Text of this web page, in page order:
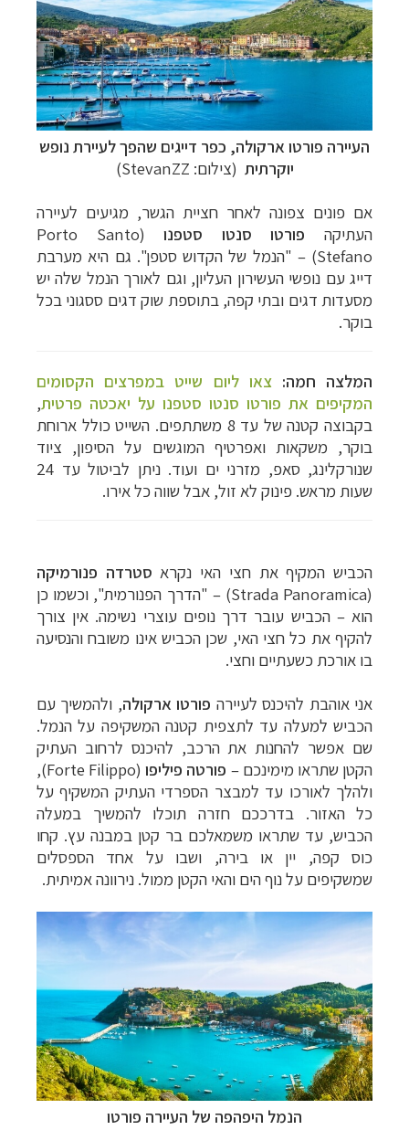
העיירה פורטו ארקולה, כפר דייגים שהפך לעיירת נופש
יוקרתית (צילום: StevanZZ)
אם פונים צפונה לאחר חציית הגשר, מגיעים לעיירה
העתיקה פורטו סנטו סטפנו(
Porto Santo
Stefano
)
– "הנמל של הקדוש סטפן". גם היא מערבת
דייג עם נופשי העשירון העליון, וגם לאורך הנמל שלה יש
מסעדות דגים ובתי קפה, בתוספת שוק דגים ססגוני בכל
בוקר.
המלצה חמה:צאו ליום שייט במפרצים הקסומים
המקיפים את פורטו סנטו סטפנו על יאכטה פרטית,
בקבוצה קטנה של עד 8 משתתפים. השייט כולל ארוחת
בוקר, משקאות ואפרטיף המוגשים על הסיפון, ציוד
שנורקלינג, סאפ, מזרני ים ועוד. ניתן לביטול עד 24
שעות מראש. פינוק לא זול, אבל שווה כל אירו.
הכביש המקיף את חצי האי נקרא סטרדה פנורמיקה
(
Strada Panoramica) – "הדרך הפנורמית", וכשמו כן
הוא– הכביש עובר דרך נופים עוצרי נשימה. אין צורך
להקיף את כל חצי האי, שכן הכביש אינו משובח והנסיעה
בו אורכת כשעתיים וחצי.
אני אוהבת להיכנס לעיירה פורטו ארקולה, ולהמשיך עם
הכביש למעלה עד לתצפית קטנה המשקיפה על הנמל.
שם אפשר להחנות את הרכב, להיכנס לרחוב העתיק
הקטןשתראו מימינכם – פורטה פיליפו
(Forte Filippo),
ולהלך לאורכו עד למבצר הספרדי העתיק המשקיף על
כל האזור. בדרככם חזרה תוכלו להמשיך במעלה
הכביש, עד שתראו משמאלכם בר קטן במבנה עץ. קחו
כוס קפה, יין או בירה, ושבו על אחד הספסלים
שמשקיפים על נוף הים והאי הקטן ממול. נירוונה אמיתית.
הנמל היפהפה של העיירה פורטו
תכנוןטיולים למדינות אירופה
קרוזים והפלגות נופשלחצו לרשימת היעדים »